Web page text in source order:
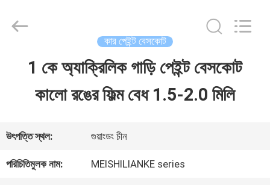
ভিডিও
Chemical
কার পেইন্ট বেসকোট
1 কে অ্যাক্রিলিক গাড়ি পেইন্ট বেসকোট
কালো রঙের ফিল্ম বেধ 1.5-2.0 মিলি
উৎপত্তি স্থল: গুয়াংডং চীন
পরিচিতিমুলক নাম: MEISHILIANKE series